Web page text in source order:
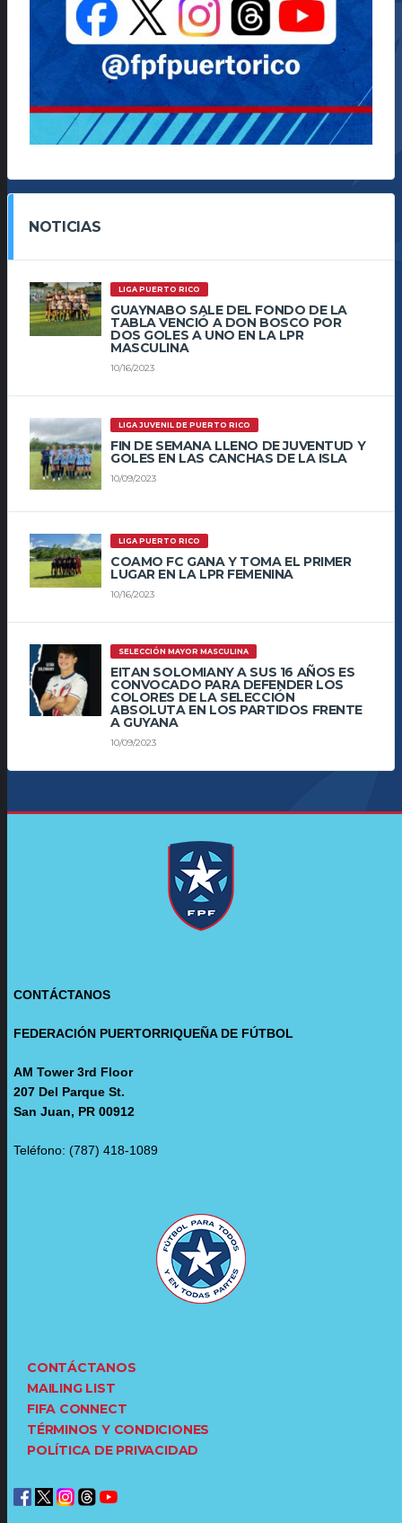
NOTICIAS
LIGA PUERTO RICO
GUAYNABO SALE DEL FONDO DE LA
TABLA VENCIÓ A DON BOSCO POR
DOS GOLES A UNO EN LA LPR
MASCULINA
10/16/2023
LIGA JUVENIL DE PUERTO RICO
FIN DE SEMANA LLENO DE JUVENTUD Y
GOLES EN LAS CANCHAS DE LA ISLA
10/09/2023
LIGA PUERTO RICO
COAMO FC GANA Y TOMA EL PRIMER
LUGAR EN LA LPR FEMENINA
10/16/2023
SELECCIÓN MAYOR MASCULINA
EITAN SOLOMIANY A SUS 16 AÑOS ES
CONVOCADO PARA DEFENDER LOS
COLORES DE LA SELECCIÓN
ABSOLUTA EN LOS PARTIDOS FRENTE
A GUYANA
10/09/2023
CONTÁCTANOS
FEDERACIÓN PUERTORRIQUEÑA DE FÚTBOL
AM Tower 3rd Floor
207 Del Parque St.
San Juan, PR 00912
Teléfono: (787) 418-1089
CONTÁCTANOS
MAILING LIST
FIFA CONNECT
TÉRMINOS Y CONDICIONES
POLÍTICA DE PRIVACIDAD